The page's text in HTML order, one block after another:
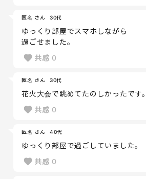
匿名 さん 30代
ゆっくり部屋でスマホしながら
過ごせました。
共感 0
匿名 さん 30代
花火大会で眺めてたのしかったです。
共感 0
匿名 さん 40代
ゆっくり部屋で過ごしていました。
共感 0